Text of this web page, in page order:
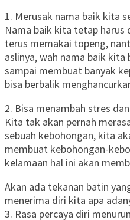
1. Merusak nama baik kita
Nama baik kita tetap harus
terus memakai topeng,
aslinya, wah nama baik kita
sampai membuat banyak
bisa berbalik
2. Bisa menambah stres
Kita tak akan pernah
sebuah kebohongan, kita
membuat kebohongan-
kelamaan hal ini akan
Akan ada tekanan batin
menerima diri kita apa
3. Rasa percaya diri menurun